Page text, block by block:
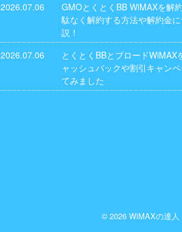
2026.07.06
GMOとくとくBB WiMAXを解
駄なく解約する方法や解約金
説！
2026.07.06
とくとくBBとブロードWiMAX
ャッシュバックや割引キャン
てみました
© 2026 WiMAXの達人